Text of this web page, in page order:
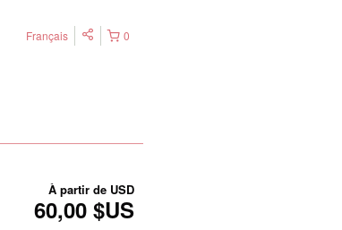
0
Français
À partir de USD
60,00 $US